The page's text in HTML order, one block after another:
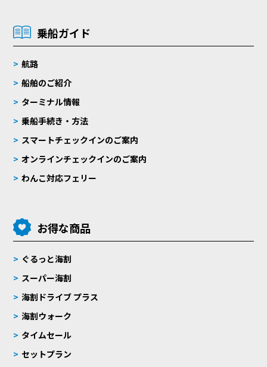
乗船ガイド
航路
船舶のご紹介
ターミナル情報
乗船手続き・方法
スマートチェックインのご案内
オンラインチェックインのご案内
わんこ対応フェリー
お得な商品
ぐるっと海割
スーパー海割
海割ドライブ プラス
海割ウォーク
タイムセール
セットプラン